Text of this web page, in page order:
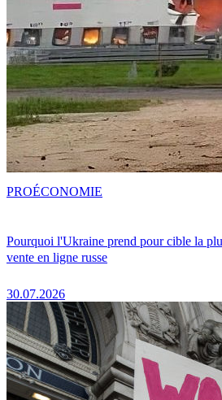
Pourquoi l'Ukraine prend pour cible la
vente en ligne russe
30.07.2026
PROÉCONOMIE